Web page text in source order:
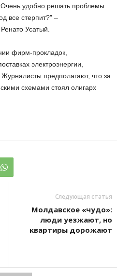
удобно решать проблемы
все стерпит?” –
Усатый.
фирм-прокладок,
электроэнергии,
предполагают, что за
схемами стоял олигарх
Следующая статья
Молдавское «чудо»:
люди уезжают, но
квартиры дорожают